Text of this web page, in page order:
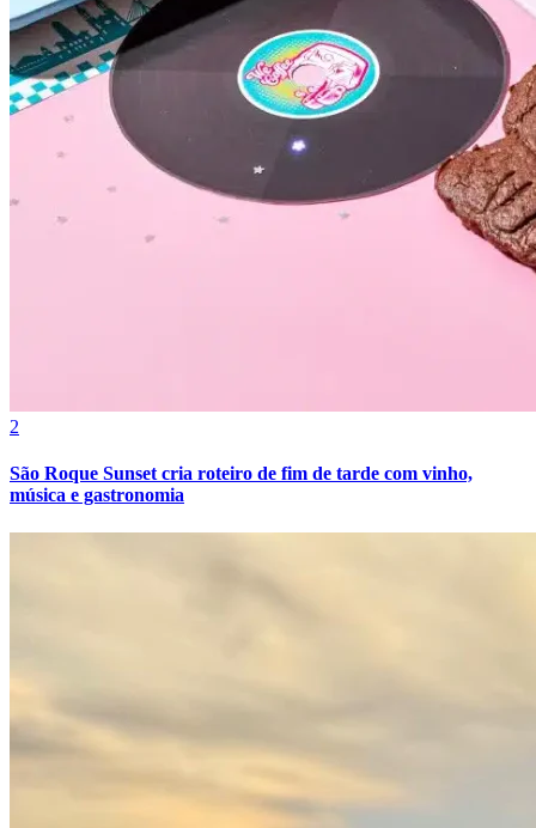
Fortaleza
2
São Roque Sunset cria roteiro de fim de tarde com vinho,
música e gastronomia